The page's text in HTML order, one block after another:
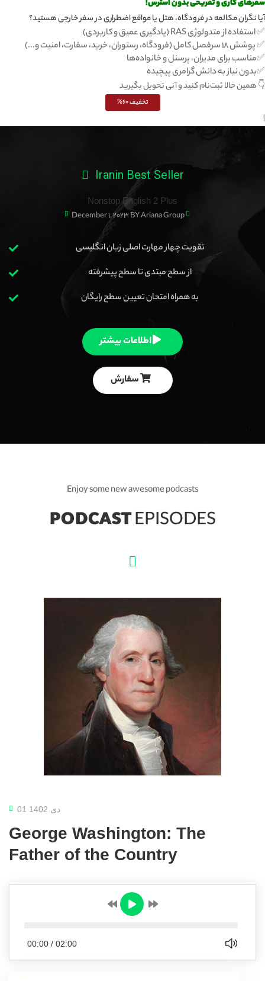
سفرهای کاری و تفریحی بدون استرس!
آیا نگران مکالمه در فرودگاه، هتل یا مواقع اضطراری در سفر خارجی هستید؟
✅ استفاده از متدولوژی RAS (یادگیری عمیق و کاربردی)
✅ پوشش ۱۸ سرفصل کامل (فرودگاه، رستوران، خرید، سفارت، امنیت و...)
✅مناسب برای مدیران، پرسنل و خانواده‌ها
✅بدون نیاز به دانش گرامری پیچیده
👇 همین حالا ثبت‌نام کنید و آنی تحویل بگیرید
تخفیف 60%
|
Iranin Best Seller
Nonstop English 2 Plus
BY Ariana Group
December 1, 2023
تقویت چهار مهارت اصلی زبان انگلیسی
از سطح مبتدی تا سطح پیشرفته
به همراه امتحان تعیین سطح رایگان
اطلاعات بیشتر
سفارش
Enjoy some new awesome podcasts
PODCASTEPISODES
01 دی 1402
George Washington: The
Father of the Country
00:00 / 02:00